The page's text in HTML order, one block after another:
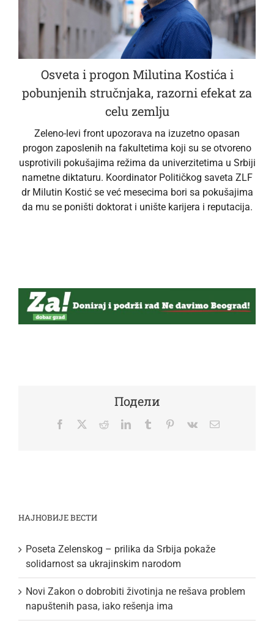
Osveta i progon Milutina Kostića i
pobunjenih stručnjaka, razorni efekat za
celu zemlju
Zeleno-levi front upozorava na izuzetno opasan
progon zaposlenih na fakultetima koji su se otvoreno
usprotivili pokušajima režima da univerzitetima u Srbiji
nametne diktaturu. Koordinator Političkog saveta ZLF
dr Milutin Kostić se već mesecima bori sa pokušajima
da mu se poništi doktorat i unište karijera i reputacija.
Подели
Facebook
TwitterRedditLinkedInTumblr Pinterest
Vk Email
НАЈНОВИЈЕ ВЕСТИ
Poseta Zelenskog – prilika da Srbija pokaže
solidarnost sa ukrajinskim narodom
Novi Zakon o dobrobiti životinja ne rešava problem
napuštenih pasa, iako rešenja ima